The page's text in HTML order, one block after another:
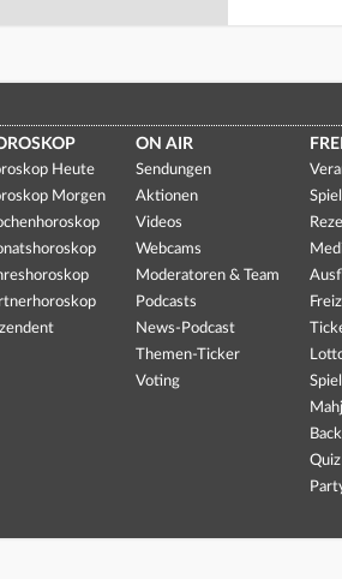
Heute
Morgen
ON AIR
Sendungen
Aktionen
Videos
Webcams
Moderatoren & Team
Podcasts
News-Podcast
Themen-Ticker
Voting
Quiz